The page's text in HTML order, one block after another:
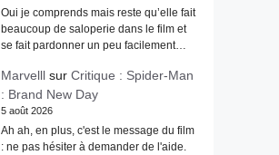
Oui je comprends mais reste qu’elle fait
beaucoup de saloperie dans le film et
se fait pardonner un peu facilement…
Marvelllsur Critique : Spider-Man
: Brand New Day
5 août 2026
Ah ah, en plus, c'est le message du film
: ne pas hésiter à demander de l'aide.